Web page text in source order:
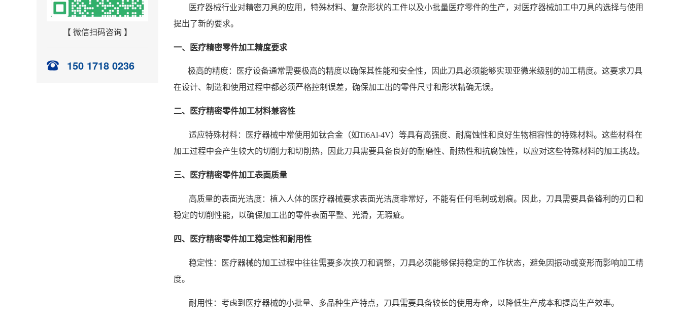
【 微信扫码咨询 】
150 1718 0236
医疗器械行业对精密刀具的应用，特殊材料、复杂形状的工件以及小批量医疗零件的生产，对医疗器械加工中刀具的选择与使用
提出了新的要求。
一、医疗精密零件加工精度要求
极高的精度：医疗设备通常需要极高的精度以确保其性能和安全性，因此刀具必须能够实现亚微米级别的加工精度。这要求刀具
在设计、制造和使用过程中都必须严格控制误差，确保加工出的零件尺寸和形状精确无误。
二、医疗精密零件加工材料兼容性
适应特殊材料：医疗器械中常使用如钛合金（如Ti6Al-4V）等具有高强度、耐腐蚀性和良好生物相容性的特殊材料。这些材料在
加工过程中会产生较大的切削力和切削热，因此刀具需要具备良好的耐磨性、耐热性和抗腐蚀性，以应对这些特殊材料的加工挑战。
三、医疗精密零件加工表面质量
高质量的表面光洁度：植入人体的医疗器械要求表面光洁度非常好，不能有任何毛刺或划痕。因此，刀具需要具备锋利的刃口和
稳定的切削性能，以确保加工出的零件表面平整、光滑，无瑕疵。
四、医疗精密零件加工稳定性和耐用性
稳定性：医疗器械的加工过程中往往需要多次换刀和调整，刀具必须能够保持稳定的工作状态，避免因振动或变形而影响加工精
度。
耐用性：考虑到医疗器械的小批量、多品种生产特点，刀具需要具备较长的使用寿命，以降低生产成本和提高生产效率。